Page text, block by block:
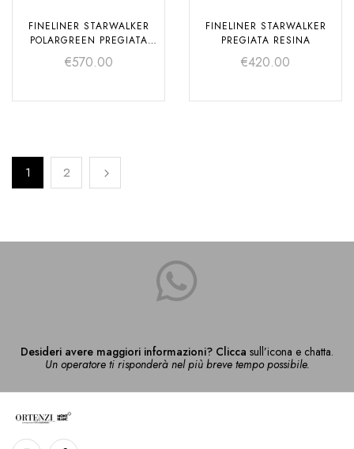
FINELINER STARWALKER
POLARGREEN PREGIATA
RESINA
€570.00
FINELINER STARWALKER
PREGIATA RESINA
€420.00
1 2
Desideri avere maggiori informazioni? Clicca sull’icona e chatta.
Un operatore ti risponderà nel più breve tempo possibile.